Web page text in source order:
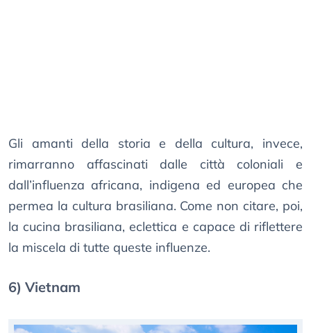
Gli amanti della storia e della cultura, invece,
rimarranno affascinati dalle città coloniali e
dall’influenza africana, indigena ed europea che
permea la cultura brasiliana. Come non citare, poi,
la cucina brasiliana, eclettica e capace di riflettere
la miscela di tutte queste influenze.
6) Vietnam